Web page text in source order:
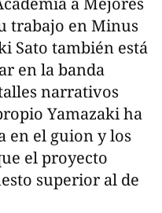
trabajo en Minus
Sato también está
en la banda
narrativos
Yamazaki ha
en el guion y los
el proyecto
superior al de